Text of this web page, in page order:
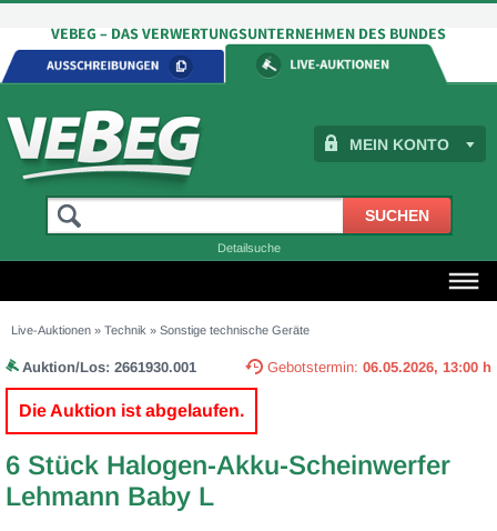
MEIN KONTO
Detailsuche
Live-Auktionen » Technik » Sonstige technische Geräte
Gebotstermin: 06.05.2026, 13:00 h
Auktion/Los: 2661930.001
Die Auktion ist abgelaufen.
6 Stück Halogen-Akku-Scheinwerfer
Lehmann Baby L